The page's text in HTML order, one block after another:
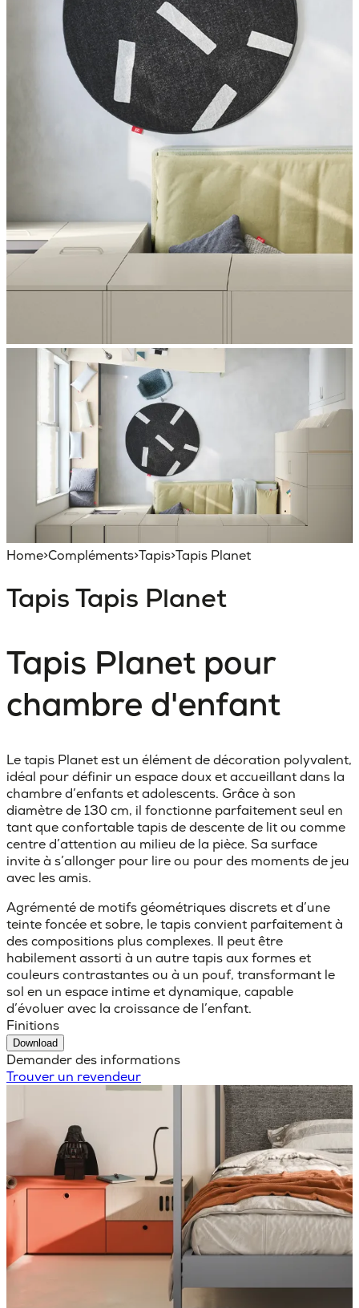
Home>Compléments>Tapis>Tapis Planet
TapisTapis Planet
Tapis Planet pour
chambre d'enfant
Le tapis Planet est un élément de décoration polyvalent,
idéal pour définir un espace doux et accueillant dans la
chambre d’enfants et adolescents. Grâce à son
diamètre de 130 cm, il fonctionne parfaitement seul en
tant que confortable tapis de descente de lit ou comme
centre d’attention au milieu de la pièce. Sa surface
invite à s’allonger pour lire ou pour des moments de jeu
avec les amis.
Agrémenté de motifs géométriques discrets et d’une
teinte foncée et sobre, le tapis convient parfaitement à
des compositions plus complexes. Il peut être
habilement assorti à un autre tapis aux formes et
couleurs contrastantes ou à un pouf, transformant le
sol en un espace intime et dynamique, capable
d’évoluer avec la croissance de l’enfant.
Finitions
Download
Demander des informations
Trouver un revendeur